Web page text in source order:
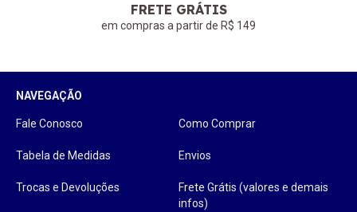
FRETE GRÁTIS
em compras a partir de R$ 149
NAVEGAÇÃO
Fale Conosco Como Comprar
Tabela de Medidas Envios
Trocas e Devoluções
Frete Grátis (valores e demais
infos)